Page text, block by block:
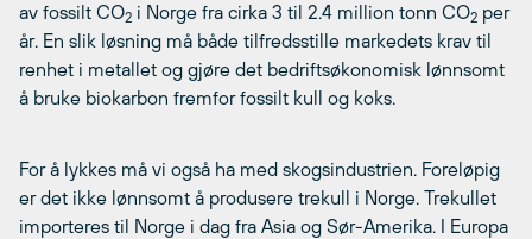
av fossilt CO2 i Norge fra cirka 3 til 2.4 million tonn CO2 per
år. En slik løsning må både tilfredsstille markedets krav til
renhet i metallet og gjøre det bedriftsøkonomisk lønnsomt
å bruke biokarbon fremfor fossilt kull og koks.
For å lykkes må vi også ha med skogsindustrien. Foreløpig
er det ikke lønnsomt å produsere trekull i Norge. Trekullet
importeres til Norge i dag fra Asia og Sør-Amerika. I Europa